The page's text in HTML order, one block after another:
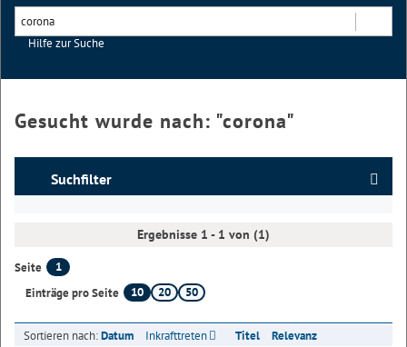
Hilfe zur Suche
Gesucht wurde nach: "corona"
Suchfilter
Ergebnisse 1 - 1 von (1)
Seite
1
Einträge pro Seite
10 20 50
Sortieren nach:Datum Inkrafttreten Titel Relevanz